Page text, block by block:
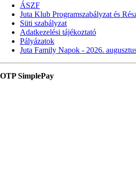
ÁSZF
Juta Klub Programszabályzat és
Süti szabályzat
Adatkezelési tájékoztató
Pályázatok
Juta Family Napok - 2026.
OTP SimplePay